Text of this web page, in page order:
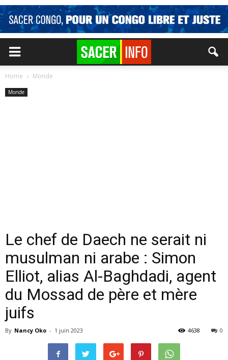
Home Monde
Monde
Le chef de Daech ne serait ni
musulman ni arabe : Simon
Elliot, alias Al-Baghdadi, agent
du Mossad de père et mère
juifs
By Nancy Oko - 1 juin 2023 0
4638